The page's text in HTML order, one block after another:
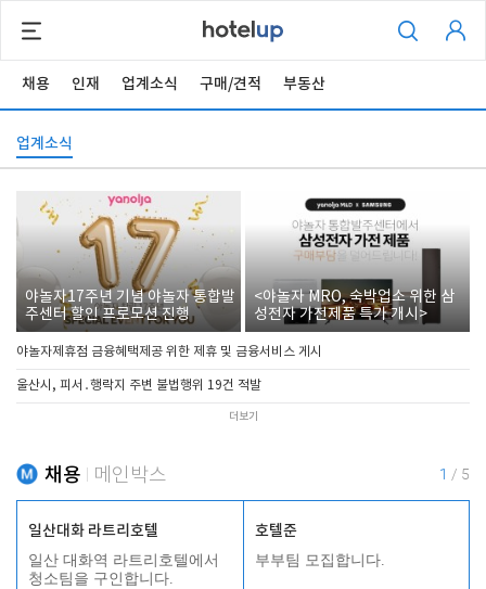
채용 인재 업계소식 구매/견적 부동산
업계소식
야놀자17주년 기념 야놀자 통합발
주센터 할인 프로모션 진행
<야놀자 MRO, 숙박업소 위한 삼
성전자 가전제품 특가 개시>
야놀자제휴점 금융혜택제공 위한 제휴 및 금융서비스 게시
울산시, 피서․행락지 주변 불법행위 19건 적발
더보기
채용 메인박스 1 / 5
일산대화 라트리호텔
일산 대화역 라트리호텔에서
청소팀을 구인합니다.
호텔준
부부팀 모집합니다.